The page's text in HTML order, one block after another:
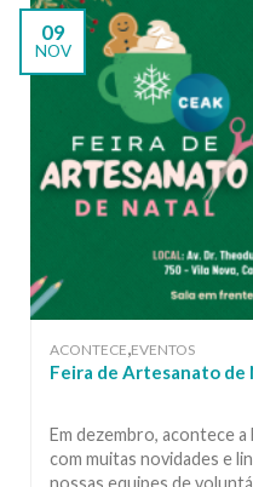
09
NOV
ACONTECE EVENTOS
Feira de Artesanato de
Em dezembro, acontece
com muitas novidades e
nossas equipes de